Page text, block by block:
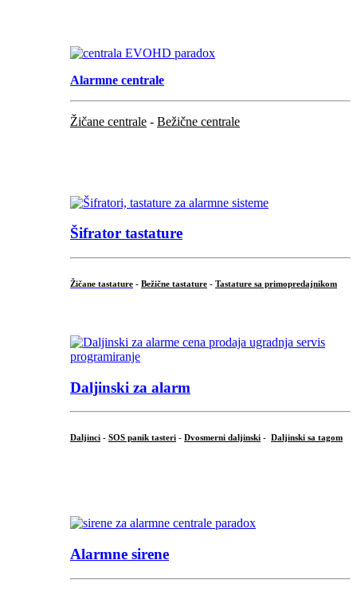
Alarmne centrale
Žičane centrale - Bežične centrale
Šifrator tastature
Žičane tastature - Bežične tastature - Tastature sa primopredajnikom
Daljinski za alarm
Daljinci - SOS panik tasteri - Dvosmerni daljinski - Daljinski sa tagom
Alarmne sirene